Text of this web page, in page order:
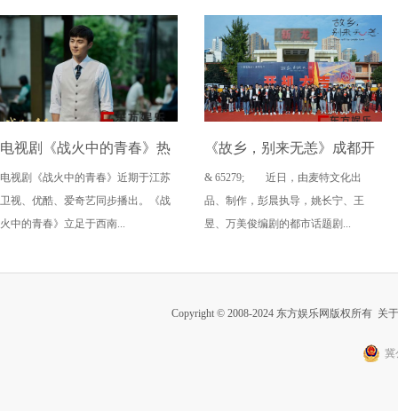
电视剧《战火中的青春》热
播 叶祖新真诚演戏被赞
电视剧《战火中的青春》近期于江苏
卫视、优酷、爱奇艺同步播出。《战
火中的青春》立足于西南...
《故乡，别来无恙》成都开
机 任素汐回归“他乡系列”真
实描绘洄游青年生活群像
& 65279; 近日，由麦特文化出
品、制作，彭晨执导，姚长宁、王
昱、万美俊编剧的都市话题剧...
Copyright © 2008-2024 东方娱乐网版权所有 关
冀